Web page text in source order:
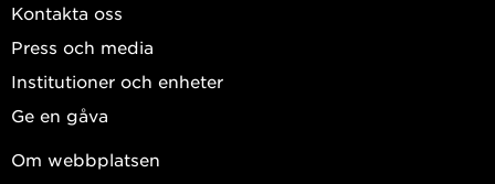
Kontakta oss
Press och media
Institutioner och enheter
Ge en gåva
Om webbplatsen